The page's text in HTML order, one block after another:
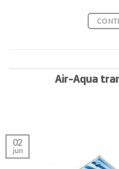
Air-Aqua
02
jun